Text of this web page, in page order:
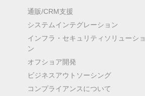
通販/CRM支援
システムインテグレーション
インフラ・セキュリティソリューショ
ン
オフショア開発
ビジネスアウトソーシング
コンプライアンスについて